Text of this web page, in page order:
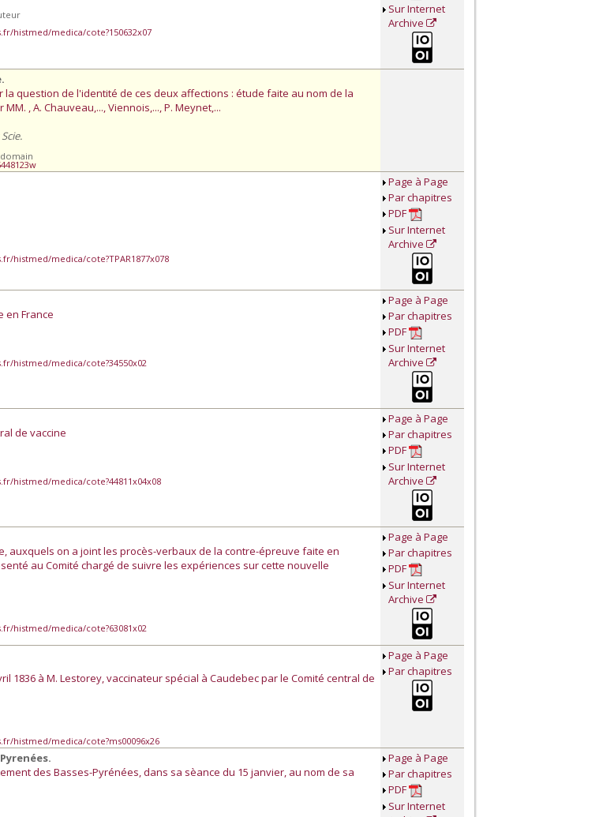
histmed/medica/cote?150632x07
Sur Internet
Archive
question de l'identité de ces deux affections : étude faite au nom de la
, A. Chauveau,..., Viennois,..., P. Meynet,...
histmed/medica/cote?TPAR1877x078
Page à Page
Par chapitres
PDF
Sur Internet
Archive
en France
histmed/medica/cote?34550x02
Page à Page
Par chapitres
PDF
Sur Internet
Archive
de vaccine
histmed/medica/cote?44811x04x08
Page à Page
Par chapitres
PDF
Sur Internet
Archive
auxquels on a joint les procès-verbaux de la contre-épreuve faite en
au Comité chargé de suivre les expériences sur cette nouvelle
histmed/medica/cote?63081x02
Page à Page
Par chapitres
PDF
Sur Internet
Archive
1836 à M. Lestorey, vaccinateur spécial à Caudebec par le Comité central de
histmed/medica/cote?ms00096x26
Page à Page
Par chapitres
des Basses-Pyrénées, dans sa sèance du 15 janvier, au nom de sa
Page à Page
Par chapitres
PDF
Sur Internet